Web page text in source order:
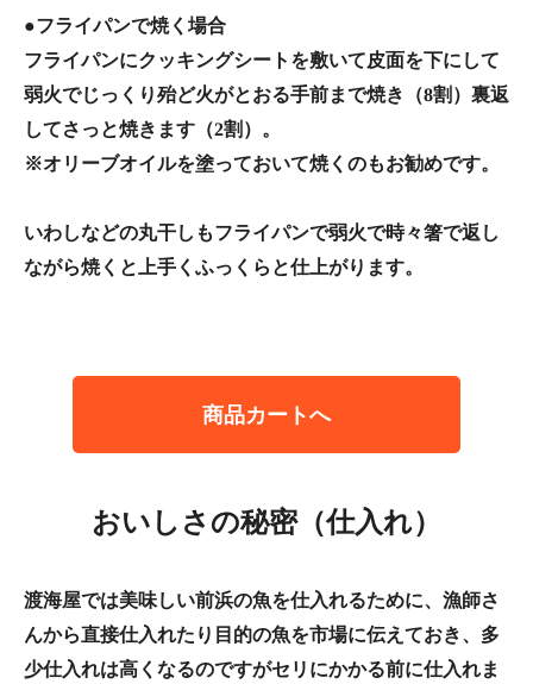
●フライパンで焼く場合
フライパンにクッキングシートを敷いて皮面を下にして
弱火でじっくり殆ど火がとおる手前まで焼き（8割）裏返
してさっと焼きます（2割）。
※オリーブオイルを塗っておいて焼くのもお勧めです。
いわしなどの丸干しもフライパンで弱火で時々箸で返し
ながら焼くと上手くふっくらと仕上がります。
商品カートへ
おいしさの秘密（仕入れ）
渡海屋では美味しい前浜の魚を仕入れるために、漁師さ
んから直接仕入れたり目的の魚を市場に伝えておき、多
少仕入れは高くなるのですがセリにかかる前に仕入れま